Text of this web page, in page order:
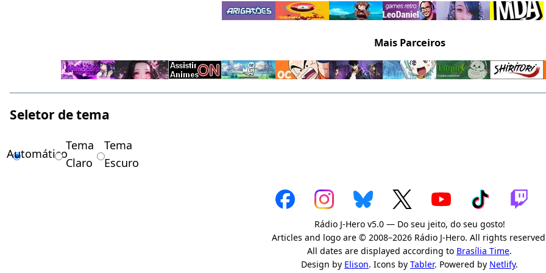
Mais Parceiros
Seletor de tema
Automático
Tema
Claro
Tema
Escuro
Rádio J-Hero v5.0 — Do seu jeito, do seu gosto!
Articles and logo are © 2008–2026 Rádio J-Hero. All rights
All dates are displayed according to Brasília Time.
Design by Elison. Icons by Tabler. Powered by Netlify.